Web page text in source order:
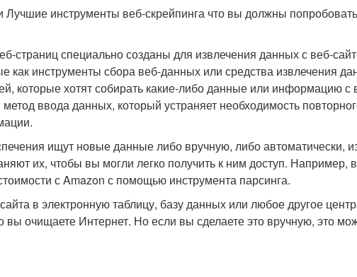
инструменты веб-скрейпинга что вы должны
страниц специально созданы для извлечения данных с веб-
как инструменты сбора веб-данных или средства извлечения
которые хотят собирать какие-либо данные или информацию с
ввода данных, который устраняет необходимость
ищут новые данные либо вручную, либо автоматически,
их, чтобы вы могли легко получить к ним доступ. Например,
с Amazon с помощью инструмента парсинга.
в электронную таблицу, базу данных или любое другое
вы очищаете Интернет. Но если вы сделаете это вручную, это